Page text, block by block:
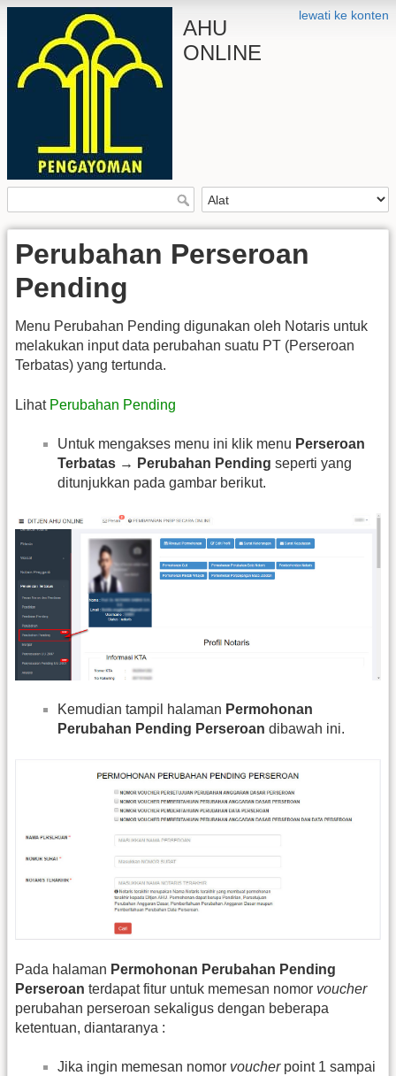
lewati ke konten
AHU
ONLINE
Perubahan Perseroan
Pending
Menu Perubahan Pending digunakan oleh Notaris untuk
melakukan input data perubahan suatu PT (Perseroan
Terbatas) yang tertunda.
Lihat Perubahan Pending
Untuk mengakses menu ini klik menu Perseroan
Terbatas → Perubahan Pending seperti yang
ditunjukkan pada gambar berikut.
Kemudian tampil halaman Permohonan
Perubahan Pending Perseroan dibawah ini.
Pada halaman Permohonan Perubahan Pending
Perseroan terdapat fitur untuk memesan nomor voucher
perubahan perseroan sekaligus dengan beberapa
ketentuan, diantaranya :
Jika ingin memesan nomor voucherpoint 1 sampai